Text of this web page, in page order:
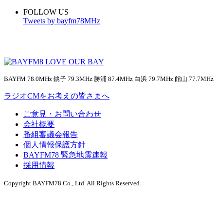
FOLLOW US
Tweets by bayfm78MHz
BAYFM 78.0MHz 銚子 79.3MHz 勝浦 87.4MHz 白浜 79.7MHz 館山 77.7MHz
ラジオCMをお考えの皆さまへ
ご意見・お問い合わせ
会社概要
番組審議会報告
個人情報保護方針
BAYFM78 緊急地震速報
採用情報
Copyright BAYFM78 Co., Ltd. All Rights Reserved.